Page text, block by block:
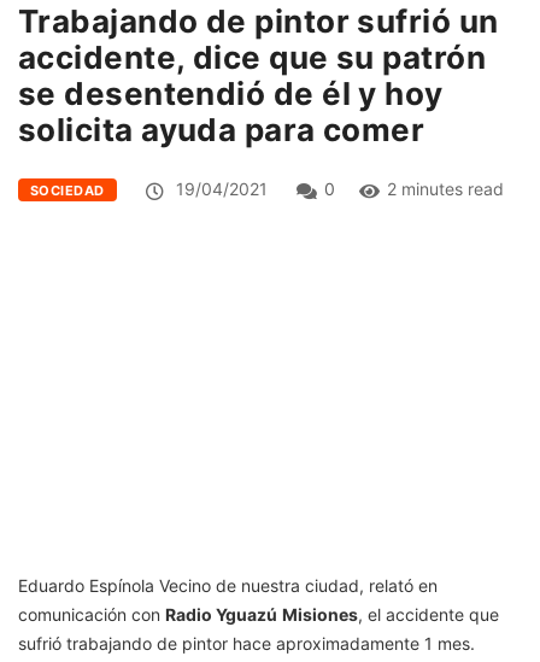
Trabajando de pintor sufrió un
accidente, dice que su patrón
se desentendió de él y hoy
solicita ayuda para comer
SOCIEDAD 19/04/2021 0 2 minutes read
Eduardo Espínola Vecino de nuestra ciudad, relató en
comunicación con Radio Yguazú Misiones, el accidente que
sufrió trabajando de pintor hace aproximadamente 1 mes.